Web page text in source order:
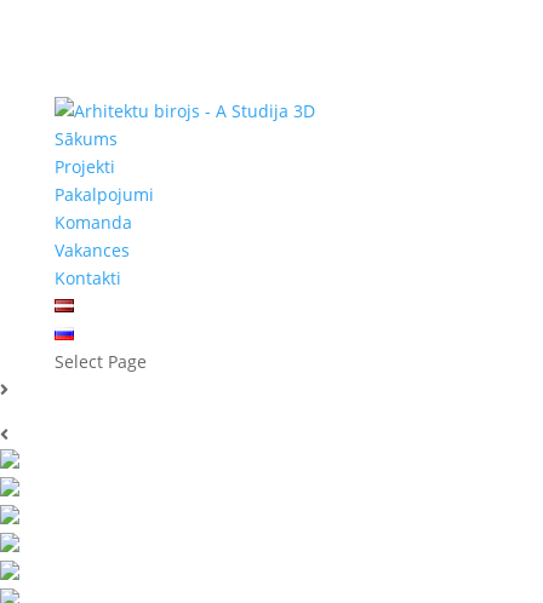
Sākums
Projekti
Pakalpojumi
Komanda
Vakances
Kontakti
Select Page